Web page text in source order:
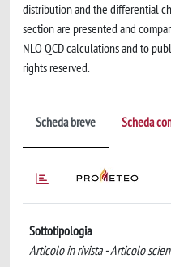
distribution and the differential
section are presented and
NLO QCD calculations and to
rights reserved.
Scheda breve Scheda
Sottotipologia
Articolo in rivista - Articolo